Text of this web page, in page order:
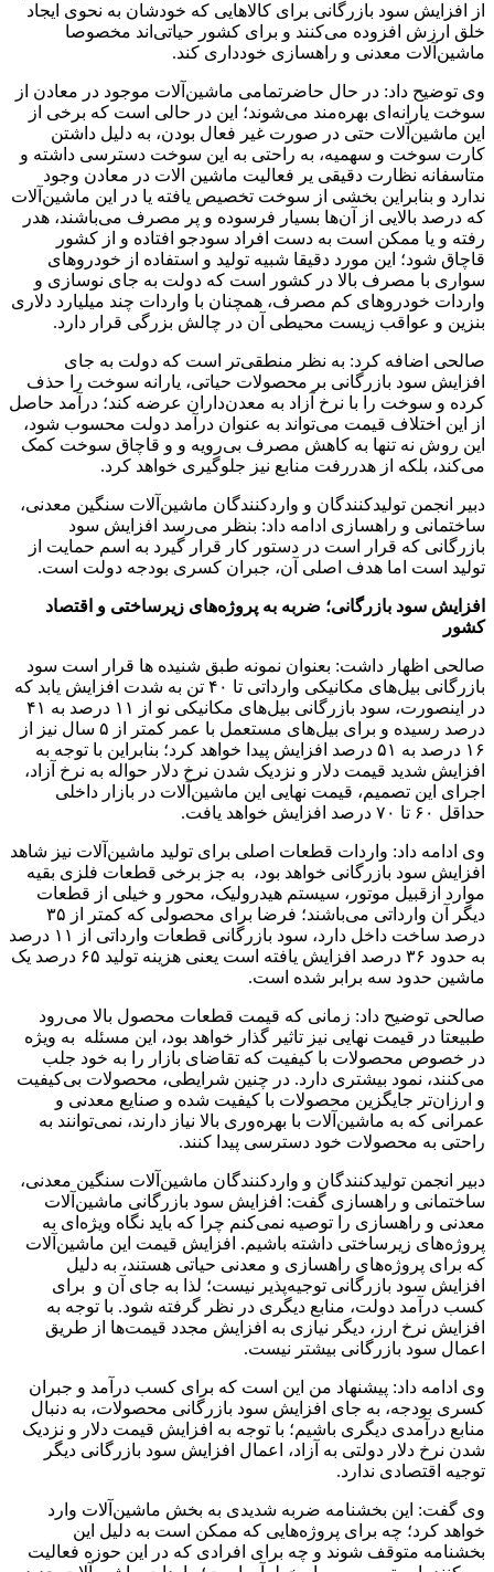
از افزایش سود بازرگانی برای کالاهایی که خودشان به نحوی ایجاد
خلق ارزش افزوده می‌کنند و برای کشور حیاتی‌اند مخصوصا
ماشین‌آلات معدنی و راهسازی خودداری کند.
وی توضیح داد: در حال حاضرتمامی ماشین‌آلات موجود در معادن از
سوخت یارانه‌ای بهره‌مند می‌شوند؛ این در حالی است که برخی از
این ماشین‌آلات حتی در صورت غیر فعال بودن، به دلیل داشتن
کارت سوخت و سهمیه، به راحتی به این سوخت دسترسی داشته و
متاسفانه نظارت دقیقی یر فعالیت ماشین الات در معادن وجود
ندارد و بنابراین بخشی از سوخت تخصیص‌ یافته یا در این ماشین‌آلات
که درصد بالایی از آن‌ها بسیار فرسوده و پر مصرف می‌باشند، هدر
رفته و یا ممکن است به دست افراد سودجو افتاده و از کشور
قاچاق شود؛ این مورد دقیقا شبیه تولید و استفاده از خودروهای
سواری با مصرف بالا در کشور است که دولت به جای نوسازی و
واردات خودروهای کم مصرف، همچنان با واردات چند میلیارد دلاری
بنزین و عواقب زیست محیطی آن در چالش بزرگی قرار دارد.
صالحی اضافه کرد: به نظر منطقی‌تر است که دولت به جای
افزایش سود بازرگانی بر محصولات حیاتی، یارانه سوخت را حذف
کرده و سوخت را با نرخ آزاد به معدن‌داران عرضه کند؛ درآمد حاصل
از این اختلاف قیمت می‌تواند به عنوان درآمد دولت محسوب شود،
این روش نه تنها به کاهش مصرف بی‌رویه و و قاچاق سوخت کمک
می‌کند، بلکه از هدررفت منابع نیز جلوگیری خواهد کرد.
دبیر انجمن تولید‌کنندگان و واردکنندگان ماشین‌آلات سنگین معدنی،
ساختمانی و راهسازی ادامه داد: بنظر می‌رسد افزایش سود
بازرگانی که قرار است در دستور کار قرار گیرد به اسم حمایت از
تولید است اما هدف اصلی آن، جبران کسری بودجه دولت است.
افزایش سود بازرگانی؛ ضربه به پروژه‌های زیرساختی و اقتصاد
کشور
صالحی اظهار داشت: بعنوان نمونه طبق شنیده ها قرار است سود
بازرگانی بیل‌های مکانیکی وارداتی تا ۴۰ تن به شدت افزایش یابد که
در اینصورت، سود بازرگانی بیل‌های مکانیکی نو از ۱۱ درصد به ۴۱
درصد رسیده و برای بیل‌های مستعمل با عمر کمتر از ۵ سال نیز از
۱۶ درصد به ۵۱ درصد افزایش پیدا خواهد کرد؛ بنابراین با توجه به
افزایش شدید قیمت دلار و نزدیک شدن نرخ دلار حواله به نرخ آزاد،
اجرای این تصمیم، قیمت نهایی این ماشین‌آلات در بازار داخلی
حداقل ۶۰ تا ۷۰ درصد افزایش خواهد یافت.
وی ادامه داد: واردات قطعات اصلی برای تولید ماشین‌آلات نیز شاهد
افزایش سود بازرگانی خواهد بود، به جز برخی قطعات فلزی بقیه
موارد ازقبیل موتور، سیستم هیدرولیک، محور و خیلی از قطعات
دیگر آن وارداتی می‌باشند؛ فرضا برای محصولی که کمتر از ۳۵
درصد ساخت داخل دارد، سود بازرگانی قطعات وارداتی از ۱۱ درصد
به حدود ۳۶ درصد افزایش یافته است یعنی هزینه تولید ۶۵ درصد یک
ماشین حدود سه برابر شده است.
صالحی توضیح داد: زمانی که قیمت قطعات محصول بالا می‌رود
طبیعتا در قیمت نهایی نیز تاثیر گذار خواهد بود، این مسئله به ویژه
در خصوص محصولات با کیفیت که تقاضای بازار را به خود جلب
می‌کنند، نمود بیشتری دارد. در چنین شرایطی، محصولات بی‌کیفیت
و ارزان‌تر جایگزین محصولات با کیفیت شده و صنایع معدنی و
عمرانی که به ماشین‌آلات با بهره‌وری بالا نیاز دارند، نمی‌توانند به
راحتی به محصولات خود دسترسی پیدا کنند.
دبیر انجمن تولید‌کنندگان و واردکنندگان ماشین‌آلات سنگین معدنی،
ساختمانی و راهسازی گفت: افزایش سود بازرگانی ماشین‌آلات
معدنی و راهسازی را توصیه نمی‌کنم چرا که باید نگاه ویژه‌ای به
پروژه‌های زیرساختی داشته باشیم. افزایش قیمت این ماشین‌آلات
که برای پروژه‌های راهسازی و معدنی حیاتی هستند، به دلیل
افزایش سود بازرگانی توجیه‌پذیر نیست؛ لذا به جای آن و برای
کسب درآمد دولت، منابع دیگری در نظر گرفته شود. با توجه به
افزایش نرخ ارز، دیگر نیازی به افزایش مجدد قیمت‌ها از طریق
اعمال سود بازرگانی بیشتر نیست.
وی ادامه داد: پیشنهاد من این است که برای کسب درآمد و جبران
کسری بودجه، به جای افزایش سود بازرگانی محصولات، به دنبال
منابع درآمدی دیگری باشیم؛ با توجه به افزایش قیمت دلار و نزدیک
شدن نرخ دلار دولتی به آزاد، اعمال افزایش سود بازرگانی دیگر
توجیه اقتصادی ندارد.
وی گفت: این بخشنامه ضربه شدیدی به بخش ماشین‌آلات وارد
خواهد کرد؛ چه برای پروژه‌هایی که ممکن است به دلیل این
بخشنامه متوقف شوند و چه برای افرادی که در این حوزه فعالیت